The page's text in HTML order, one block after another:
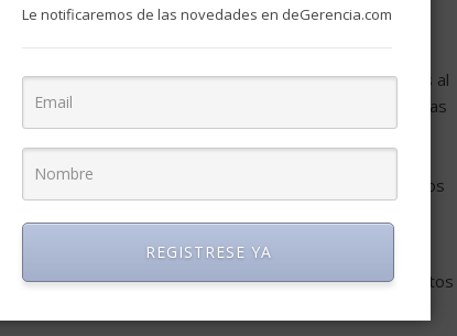
décadas, la falta de rigor presupuestaria y el fácil
mucho más de lo que sus economías podían
estatales eran el camino seguro hacia los problemas al
podían superar el ritmo de los países más ricos. Estas
a llevar a los países menos sólidos al borde de la
único que lo iba a frenar era llegar a la ortodoxia
que no hemos visto en muchos años y seguimos
responsabilidades ya que aceptaron cada vez
financieros a jugar más y arriesgarse más y, con sus altos
que añadió gasolina a la fiesta que continuaba.
Le notificaremos de las novedades en deGerencia.com
REGISTRESE YA